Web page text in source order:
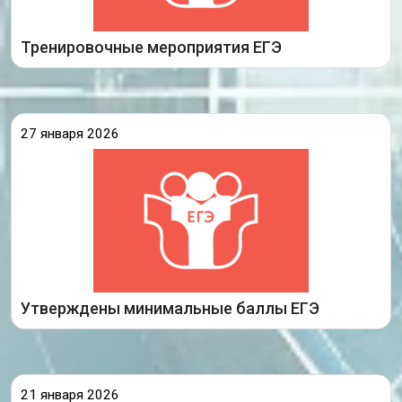
Тренировочные мероприятия ЕГЭ
Подробнее
27 января 2026
Утверждены минимальные баллы ЕГЭ
Приказом Министерства просвещения РФ от 8
баллы ЕГЭ для подведомственных высших
учебных заведений.
Так, выпускники, планирующие после
получения аттестата подавать документы
Подробнее
21 января 2026